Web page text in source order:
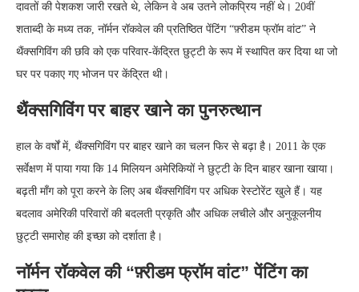
दावतों की पेशकश जारी रखते थे, लेकिन वे अब उतने लोकप्रिय नहीं थे। 20वीं
शताब्दी के मध्य तक, नॉर्मन रॉकवेल की प्रतिष्ठित पेंटिंग “फ़्रीडम फ्रॉम वांट” ने
थैंक्सगिविंग की छवि को एक परिवार-केंद्रित छुट्टी के रूप में स्थापित कर दिया था जो
घर पर पकाए गए भोजन पर केंद्रित थी।
थैंक्सगिविंग पर बाहर खाने का पुनरुत्थान
हाल के वर्षों में, थैंक्सगिविंग पर बाहर खाने का चलन फिर से बढ़ा है। 2011 के एक
सर्वेक्षण में पाया गया कि 14 मिलियन अमेरिकियों ने छुट्टी के दिन बाहर खाना खाया।
बढ़ती माँग को पूरा करने के लिए अब थैंक्सगिविंग पर अधिक रेस्टोरेंट खुले हैं। यह
बदलाव अमेरिकी परिवारों की बदलती प्रकृति और अधिक लचीले और अनुकूलनीय
छुट्टी समारोह की इच्छा को दर्शाता है।
नॉर्मन रॉकवेल की “फ़्रीडम फ्रॉम वांट” पेंटिंग का